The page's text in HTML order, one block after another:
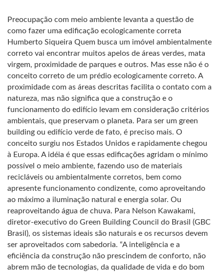
Preocupação com meio ambiente levanta a questão de
como fazer uma edificação ecologicamente correta
Humberto Siqueira Quem busca um imóvel ambientalmente
correto vai encontrar muitos apelos de áreas verdes, mata
virgem, proximidade de parques e outros. Mas esse não é o
conceito correto de um prédio ecologicamente correto. A
proximidade com as áreas descritas facilita o contato com a
natureza, mas não significa que a construção e o
funcionamento do edifício levam em consideração critérios
ambientais, que preservam o planeta. Para ser um green
building ou edifício verde de fato, é preciso mais. O
conceito surgiu nos Estados Unidos e rapidamente chegou
à Europa. A idéia é que essas edificações agridam o mínimo
possível o meio ambiente, fazendo uso de materiais
recicláveis ou ambientalmente corretos, bem como
apresente funcionamento condizente, como aproveitando
ao máximo a iluminação natural e energia solar. Ou
reaproveitando água de chuva. Para Nelson Kawakami,
diretor-executivo do Green Building Council do Brasil (GBC
Brasil), os sistemas ideais são naturais e os recursos devem
ser aproveitados com sabedoria. “A inteligência e a
eficiência da construção não prescindem de conforto, não
abrem mão de tecnologias, da qualidade de vida e do bom